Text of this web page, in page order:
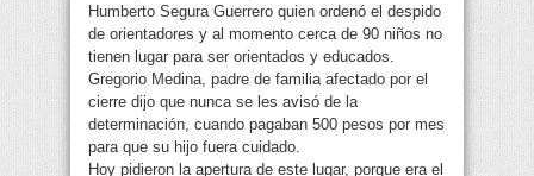
Humberto Segura Guerrero quien ordenó el despido
de orientadores y al momento cerca de 90 niños no
tienen lugar para ser orientados y educados.
Gregorio Medina, padre de familia afectado por el
cierre dijo que nunca se les avisó de la
determinación, cuando pagaban 500 pesos por mes
para que su hijo fuera cuidado.
Hoy pidieron la apertura de este lugar, porque era el